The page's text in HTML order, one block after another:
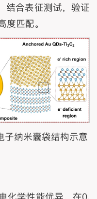
结合表征测试，验证
匹配。
纳米囊袋结构示意
化学性能优异，在0.